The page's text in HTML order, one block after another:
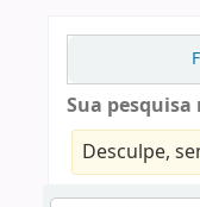
Sua
Desculpe,